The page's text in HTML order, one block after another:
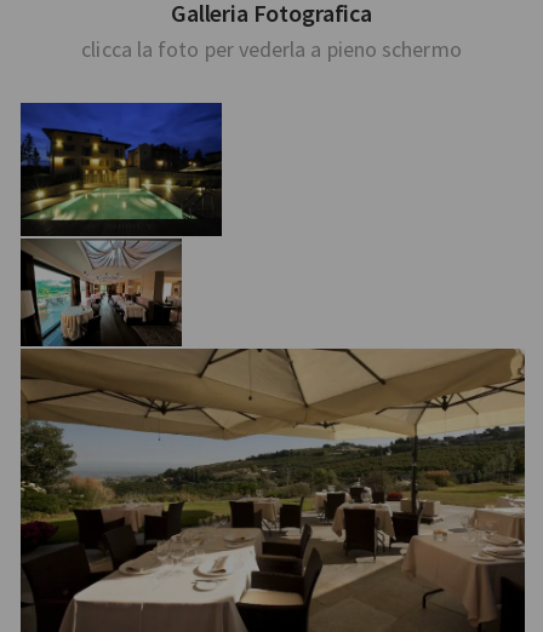
Galleria Fotografica
clicca la foto per vederla a pieno schermo